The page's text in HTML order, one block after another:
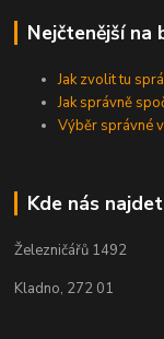
Nejčtenější na
Jak zvolit tu
Jak správně
Výběr správné
Kde nás
Železničářů 1492
Kladno, 272 01